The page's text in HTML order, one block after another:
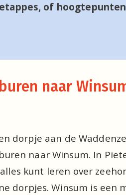
of hoogtepunten
naar
dorpje aan de
naar Winsum. In
kunt leren over
dorpjes. Winsum is een